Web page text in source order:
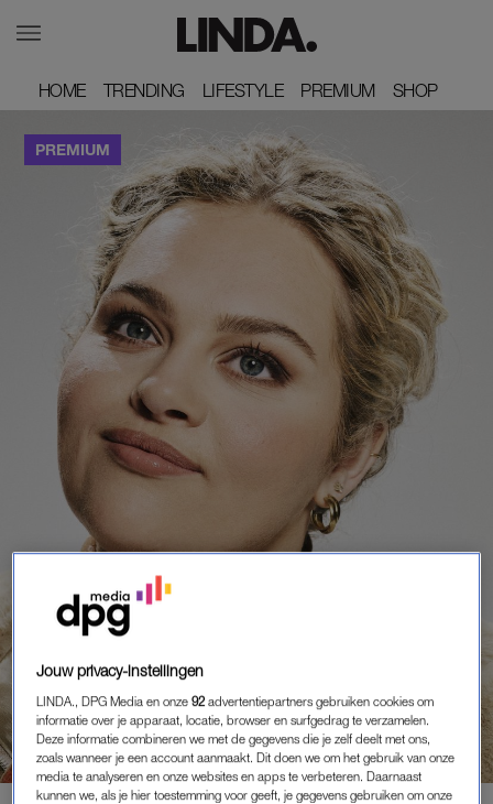
HOME
HOME TRENDING
TRENDING LIFESTYLE
LIFESTYLE PREMIUM
PREMIUM SHOP
SHOP
PORTRETTEN
MARRIT (27) OVER HAAR
FRANSE BULLDOG EVI: ‘WE
HEBBEN ALLEBEI EEN NOGAL
SELECTIEF GEHOOR’
Jouw privacy-instellingen
LINDA., DPG Media en onze92 advertentiepartners gebruiken cookies om
informatie over je apparaat, locatie, browser en surfgedrag te verzamelen.
Deze informatie combineren we met de gegevens die je zelf deelt met ons,
zoals wanneer je een account aanmaakt. Dit doen we om het gebruik van onze
media te analyseren en onze websites en apps te verbeteren. Daarnaast
kunnen we, als je hier toestemming voor geeft, je gegevens gebruiken om onze